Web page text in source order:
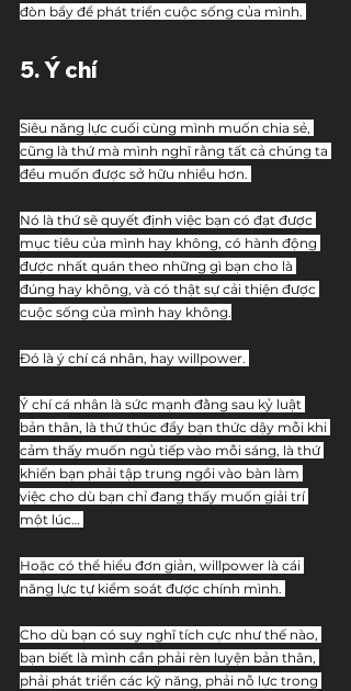
đòn bẩy để phát triển cuộc sống của mình.
5. Ý chí
Siêu năng lực cuối cùng mình muốn chia sẻ,
cũng là thứ mà mình nghĩ rằng tất cả chúng ta
đều muốn được sở hữu nhiều hơn.
Nó là thứ sẽ quyết định việc bạn có đạt được
mục tiêu của mình hay không, có hành động
được nhất quán theo những gì bạn cho là
đúng hay không, và có thật sự cải thiện được
cuộc sống của mình hay không.
Đó là ý chí cá nhân, hay willpower.
Ý chí cá nhân là sức mạnh đằng sau kỷ luật
bản thân, là thứ thúc đẩy bạn thức dậy mỗi khi
cảm thấy muốn ngủ tiếp vào mỗi sáng, là thứ
khiến bạn phải tập trung ngồi vào bàn làm
việc cho dù bạn chỉ đang thấy muốn giải trí
một lúc…
Hoặc có thể hiểu đơn giản, willpower là cái
năng lực tự kiểm soát được chính mình.
Cho dù bạn có suy nghĩ tích cực như thế nào,
bạn biết là mình cần phải rèn luyện bản thân,
phải phát triển các kỹ năng, phải nỗ lực trong